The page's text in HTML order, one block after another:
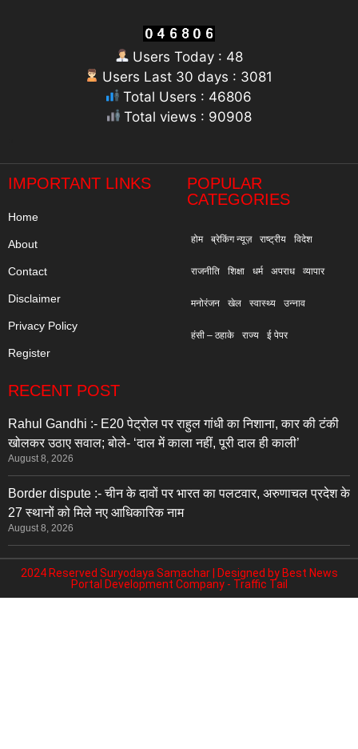
Users Today : 48
Users Last 30 days : 3081
Total Users : 46806
Total views : 90908
IMPORTANT LINKS
Home
About
Contact
Disclaimer
Privacy Policy
Register
POPULAR
CATEGORIES
होम ब्रेकिंग न्यूज़ राष्ट्रीय विदेश
राजनीति शिक्षा धर्म अपराध व्यापार
मनोरंजन खेल स्वास्थ्य उन्नाव
हंसी – ठहाके राज्य ई पेपर
RECENT POST
Rahul Gandhi :- E20 पेट्रोल पर राहुल गांधी का निशाना, कार की टंकी
खोलकर उठाए सवाल; बोले- ‘दाल में काला नहीं, पूरी दाल ही काली’
August 8, 2026
Border dispute :- चीन के दावों पर भारत का पलटवार, अरुणाचल प्रदेश के
27 स्थानों को मिले नए आधिकारिक नाम
August 8, 2026
2024 Reserved Suryodaya Samachar | Designed by Best News
Portal Development Company- Traffic Tail